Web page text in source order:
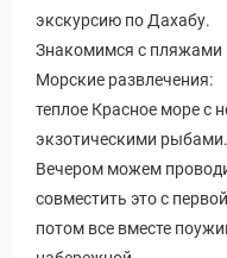
экскурсию по Дахабу.
Знакомимся с пляжами
Морские развлечения:
теплое Красное море с
экзотическими рыбами.
Вечером можем
совместить это с
потом все вместе